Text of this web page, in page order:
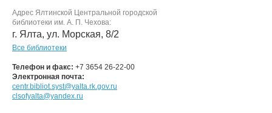
Адрес Ялтинской Центральной городской
библиотеки им. А. П. Чехова:
г. Ялта, ул. Морская, 8/2
Все библиотеки
Телефон и факс: +7 3654 26-22-00
Электронная почта:
centr.bibliot.syst@yalta.rk.gov.ru
clsofyalta@yandex.ru